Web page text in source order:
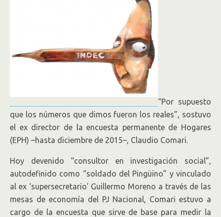
“Por supuesto
que los números que dimos fueron los reales”, sostuvo
el ex director de la encuesta permanente de Hogares
(EPH) –hasta diciembre de 2015–, Claudio Comari.
Hoy devenido “consultor en investigación social”,
autodefinido como “soldado del Pingüino” y vinculado
al ex ‘supersecretario’ Guillermo Moreno a través de las
mesas de economía del PJ Nacional, Comari estuvo a
cargo de la encuesta que sirve de base para medir la